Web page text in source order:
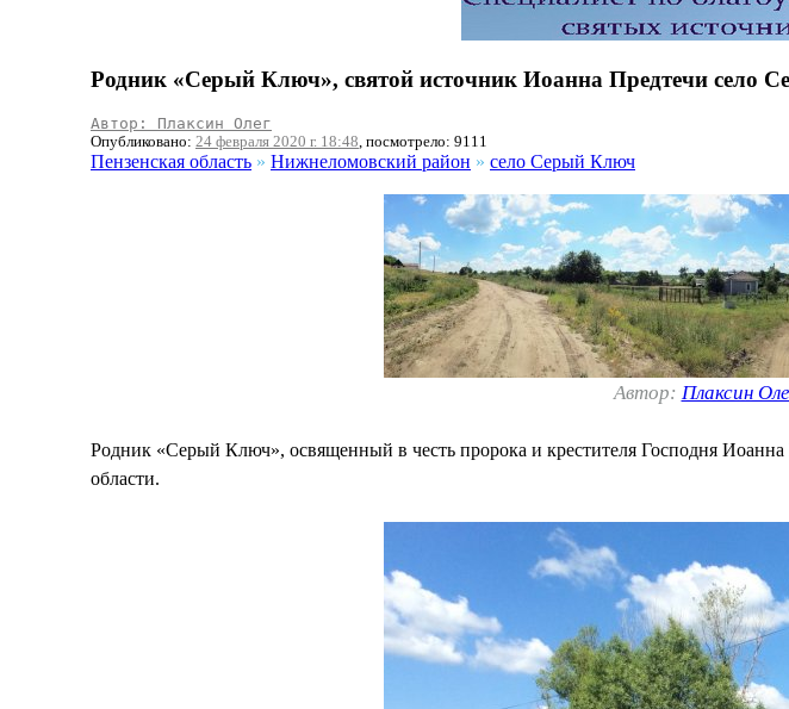
Родник «Серый Ключ», святой источник Иоанна Предтечи село
Автор: Плаксин Олег
Опубликовано: 24 февраля 2020 г. 18:48, посмотрело: 9111
Пензенская область » Нижнеломовский район » село Серый Ключ
Автор: Плаксин
Родник «Серый Ключ», освященный в честь пророка и крестителя Господня
области.